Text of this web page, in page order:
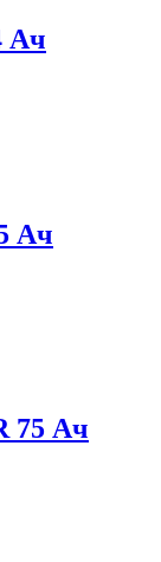
Ач
Ач
75 Ач